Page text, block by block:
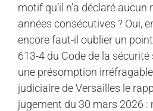
motif qu’il n’a déclaré
années consécutives ? Oui,
encore faut-il oublier un
613-4 du Code de la
une présomption
judiciaire de Versailles le
jugement du 30 mars 2026 :